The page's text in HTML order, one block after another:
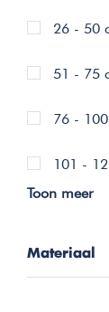
26 - 50
51 - 75
76 -
101 -
Toon meer
Materiaal